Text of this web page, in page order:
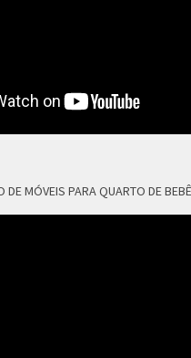
MÓVEIS PARA QUARTO DE